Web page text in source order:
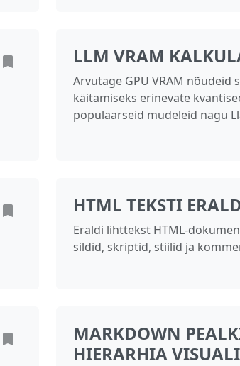
LLM VRAM
Arvutage GPU VRAM nõudeid
käitamiseks erinevate
populaarseid mudeleid nagu
HTML TEKSTI
Eraldi lihttekst HTML-
sildid, skriptid, stiilid ja
MARKDOWN
HIERARHIA